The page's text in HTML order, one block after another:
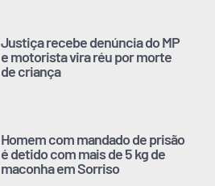
Justiça recebe denúncia do MP
e motorista vira réu por morte
de criança
Homem com mandado de prisão
é detido com mais de 5 kg de
maconha em Sorriso